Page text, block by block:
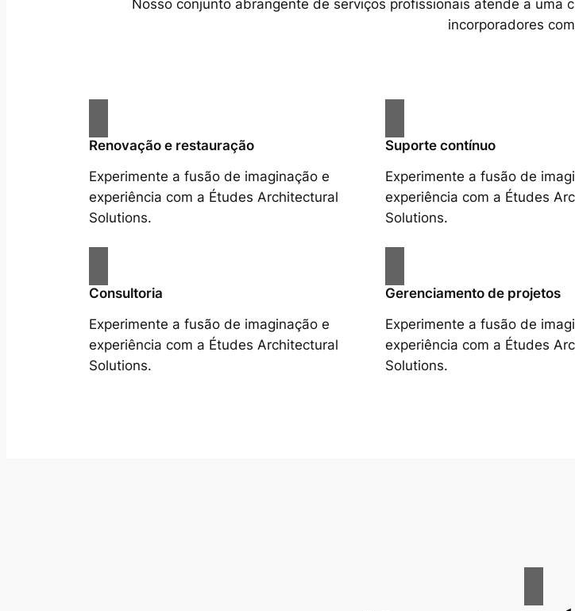
Nosso conjunto abrangente de serviços profissionais atende a
incorporadores
Renovação e restauração
Experimente a fusão de imaginação e
experiência com a Études Architectural
Solutions.
Suporte contínuo
Experimente a fusão de
experiência com a Études
Solutions.
Consultoria
Experimente a fusão de imaginação e
experiência com a Études Architectural
Solutions.
Gerenciamento de projetos
Experimente a fusão de
experiência com a Études
Solutions.